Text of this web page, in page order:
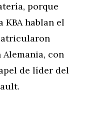
porque
hablan el
Alemania, con
de líder del